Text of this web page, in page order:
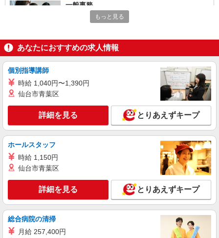
一般事務
時給1550円 ★交通費規定に基づき交通費支給
キープ
派遣社員
株式会社パソナ・滋賀/KNS6001131958
時給1400円 月収例：215000円 ★交通費規定に
基づき交通費支給
滋賀県草津市（JR東海道本線南草津駅）
キープ 詳細を見る
派遣社員 紹介予定派遣
株式会社シエロ
一般事務
時給1300円〜1500円（経験・能力による） ※
残業代支給 ★交通費別途支給（規定あり） ゜
+゜・。○。・゜+゜・。○。・゜+゜ 入社祝い金10
もっと見る
あなたにおすすめの求人情報
個別指導講師
時給 1,040円〜1,390円
仙台市青葉区
詳細を見る とりあえずキープ
ホールスタッフ
時給 1,150円
仙台市青葉区
詳細を見る とりあえずキープ
総合病院の清掃
月給 257,400円